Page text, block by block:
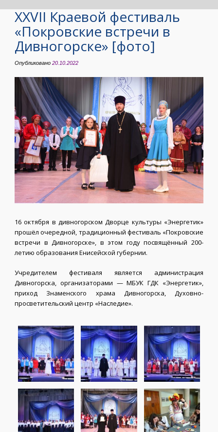
XXVII Краевой фестиваль
«Покровские встречи в
Дивногорске» [фото]
Опубликовано 20.10.2022
16 октября в дивногорском Дворце культуры «Энергетик»
прошёл очередной, традиционный фестиваль «Покровские
встречи в Дивногорске», в этом году посвящённый 200-
летию образования Енисейской губернии.
Учредителем фестиваля является администрация
Дивногорска, организаторами — МБУК ГДК «Энергетик»,
приход Знаменского храма Дивногорска, Духовно-
просветительский центр «Наследие».